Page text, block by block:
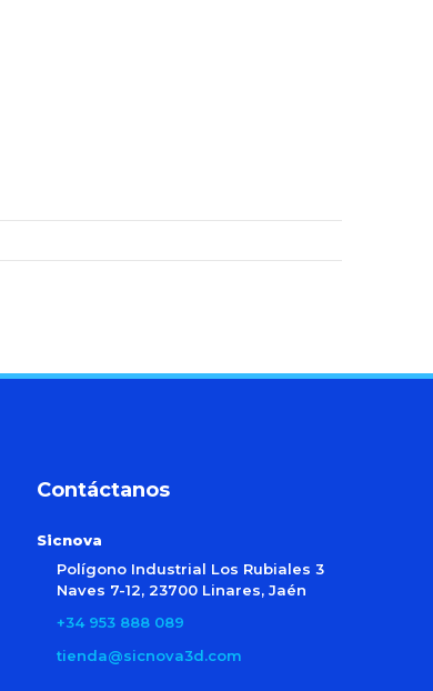
Contáctanos
Sicnova
Polígono Industrial Los Rubiales 3
Naves 7-12, 23700 Linares, Jaén
+34 953 888 089
tienda@sicnova3d.com